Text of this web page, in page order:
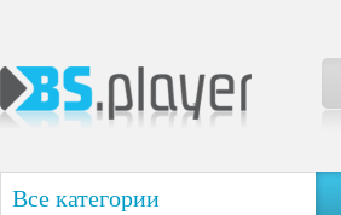
Все категории